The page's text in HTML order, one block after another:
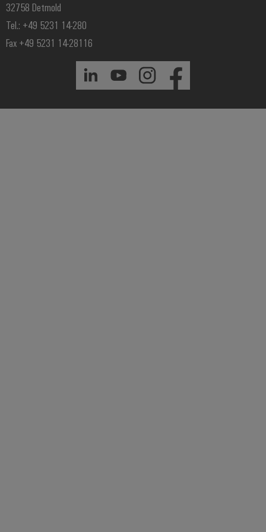
32758 Detmold
Tel.: +49 5231 14-280
Fax +49 5231 14-28116